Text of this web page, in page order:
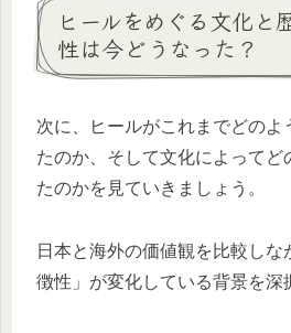
ヒールをめぐる文化と
性は今どうなった？
次に、ヒールがこれまでどのよ
たのか、そして文化によってど
たのかを見ていきましょう。
日本と海外の価値観を比較しな
徴性」が変化している背景を深